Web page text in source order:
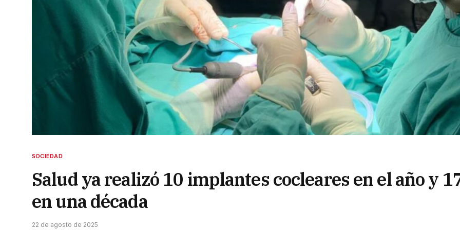
SOCIEDAD
Salud ya realizó 10 implantes cocleares en el año y
en una década
22 de agosto de 2025